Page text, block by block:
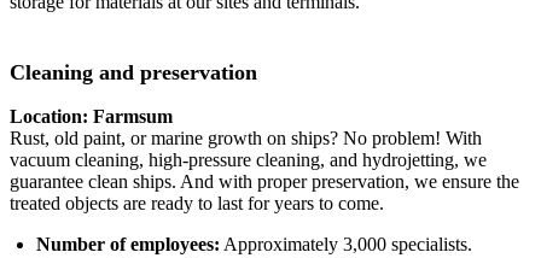
Cleaning and preservation
Location: Farmsum
Rust, old paint, or marine growth on ships? No problem! With
vacuum cleaning, high-pressure cleaning, and hydrojetting, we
guarantee clean ships. And with proper preservation, we ensure the
treated objects are ready to last for years to come.
Number of employees: Approximately 3,000 specialists.